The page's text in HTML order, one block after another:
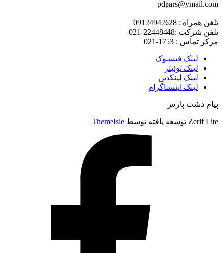
pdpars@ymail.com
تلغن همراه : 09124942628
تلفن شرکت :22448448-021
مرکز تماس : 1753-021
لینک فیسبوک
لینک توئیتر
لینک لینکدین
لینک اینستاگرام
پیام دشت پارس
Zerif Lite توسعه یافته توسط ThemeIsle